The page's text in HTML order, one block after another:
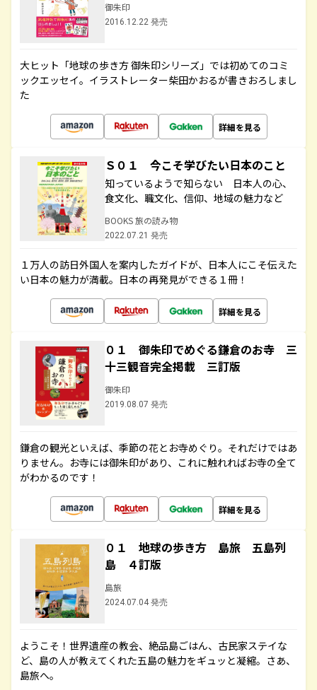
御朱印
2016.12.22 発売
大ヒット「地球の歩き方 御朱印シリーズ」では初めてのコミ
ックエッセイ。イラストレーター柴田かおるが書きおろしまし
た
詳細を見る
Ｓ０１ 今こそ学びたい日本のこと
知っているようで知らない 日本人の心、
食文化、職文化、信仰、地域の魅力など
BOOKS 旅の読み物
2022.07.21 発売
１万人の訪日外国人を案内したガイドが、日本人にこそ伝えた
い日本の魅力が満載。日本の再発見ができる１冊！
詳細を見る
０１ 御朱印でめぐる鎌倉のお寺 三
十三観音完全掲載 三訂版
御朱印
2019.08.07 発売
鎌倉の観光といえば、季節の花とお寺めぐり。それだけではあ
りません。お寺には御朱印があり、これに触れればお寺の全て
がわかるのです！
詳細を見る
０１ 地球の歩き方 島旅 五島列
島 ４訂版
島旅
2024.07.04 発売
ようこそ！世界遺産の教会、絶品島ごはん、古民家ステイな
ど、島の人が教えてくれた五島の魅力をギュッと凝縮。さあ、
島旅へ。